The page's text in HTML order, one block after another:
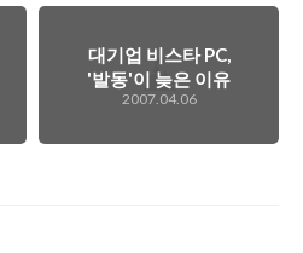
대기업 비스타 PC,
'발동'이 늦은 이유
는..
2007.04.06